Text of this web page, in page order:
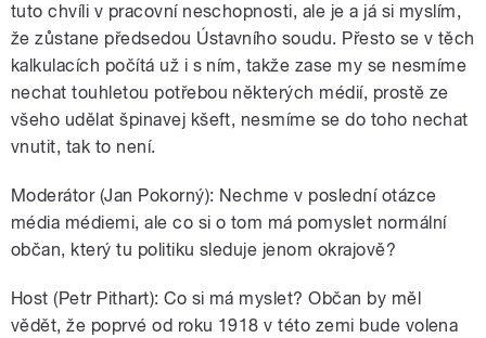
tuto chvíli v pracovní neschopnosti, ale je a já si myslím,
že zůstane předsedou Ústavního soudu. Přesto se v těch
kalkulacích počítá už i s ním, takže zase my se nesmíme
nechat touhletou potřebou některých médií, prostě ze
všeho udělat špinavej kšeft, nesmíme se do toho nechat
vnutit, tak to není.
Moderátor (Jan Pokorný): Nechme v poslední otázce
média médiemi, ale co si o tom má pomyslet normální
občan, který tu politiku sleduje jenom okrajově?
Host (Petr Pithart): Co si má myslet? Občan by měl
vědět, že poprvé od roku 1918 v této zemi bude volena